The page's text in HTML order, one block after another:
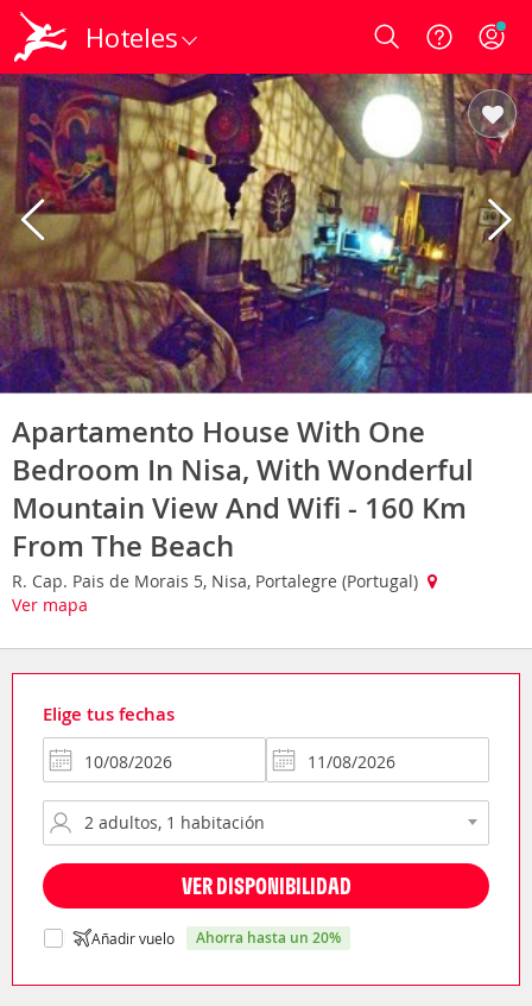
Hoteles Login
Apartamento House With One
Bedroom In Nisa, With Wonderful
Mountain View And Wifi - 160 Km
From The Beach
R. Cap. Pais de Morais 5, Nisa, Portalegre (Portugal)
Ver mapa
Elige tus fechas
VER DISPONIBILIDAD
Añadir vuelo ahorra hasta un 20%